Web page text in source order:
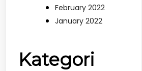
February 2022
January 2022
Kategori